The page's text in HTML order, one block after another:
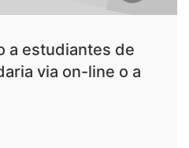
a estudiantes de
via on-line o a